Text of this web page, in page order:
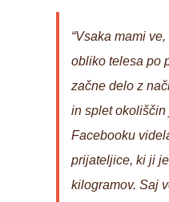
“Vsaka mami
obliko telesa po
začne delo z
in splet okoliščin
Facebooku
prijateljice, ki ji
kilogramov. Saj